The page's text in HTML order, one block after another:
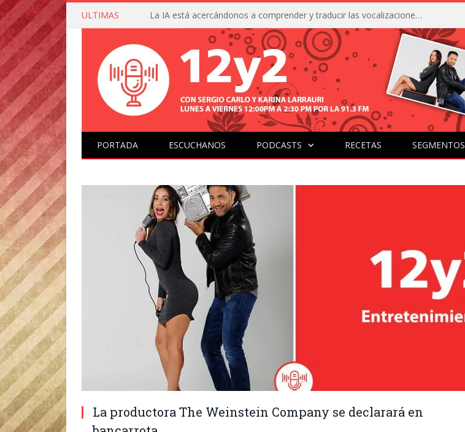
ULTIMAS La IA está acercándonos a comprender y traducir las vocalizaciones y comportamientos de nuestras mascotas
PORTADA ESCUCHANOS PODCASTS RECETAS SEGMENTOS
La productora The Weinstein Company se declarará en